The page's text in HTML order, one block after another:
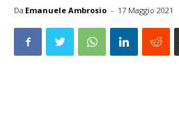
Da Emanuele Ambrosio - 17 Maggio 2021